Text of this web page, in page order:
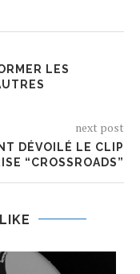
LES
next post
DÉVOILÉ LE CLIP
“CROSSROADS”